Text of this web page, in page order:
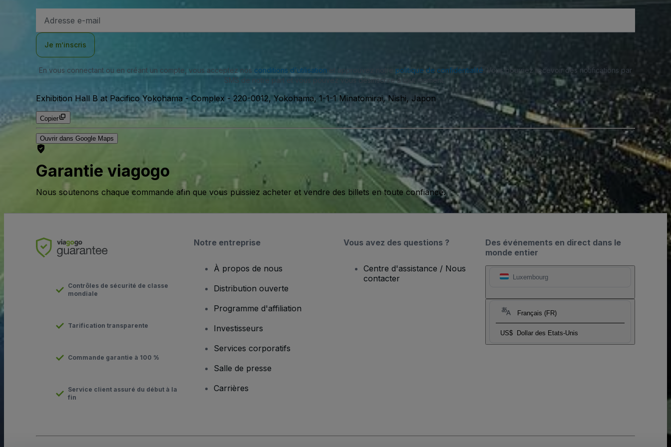
e-
Je m’inscris
En vous connectant ou en créant un compte, vous acceptez nos conditions d'utilisation et approuvez notre politique de confidentialité . Vous pourriez recevoir des notifications par
SMS de notre part et vous pouvez vous désinscrire à tout moment.
Exhibition Hall B at Pacifico Yokohama - Complex - 220-0012, Yokohama, 1-1-1 Minatomirai, Nishi, Japon
Copier
Ouvrir dans Google Maps
Garantie viagogo
Nous soutenons chaque commande afin que vous puissiez acheter et vendre des billets en toute confiance.
Des événements en direct dans le
monde entier
Luxembourg
Français (FR)
US$ Dollar des Etats-Unis
Contrôles de sécurité de classe
mondiale
Tarification transparente
Commande garantie à 100 %
Service client assuré du début à la
fin
Notre entreprise
À propos de nous
Distribution ouverte
Programme d'affiliation
Investisseurs
Services corporatifs
Salle de presse
Carrières
Vous avez des questions ?
Centre d'assistance / Nous
contacter